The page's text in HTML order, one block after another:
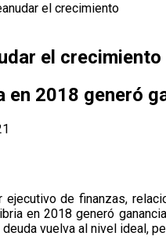
el crecimiento
el crecimiento
en 2018 generó
de finanzas,
en 2018 generó
vuelva al nivel ideal,